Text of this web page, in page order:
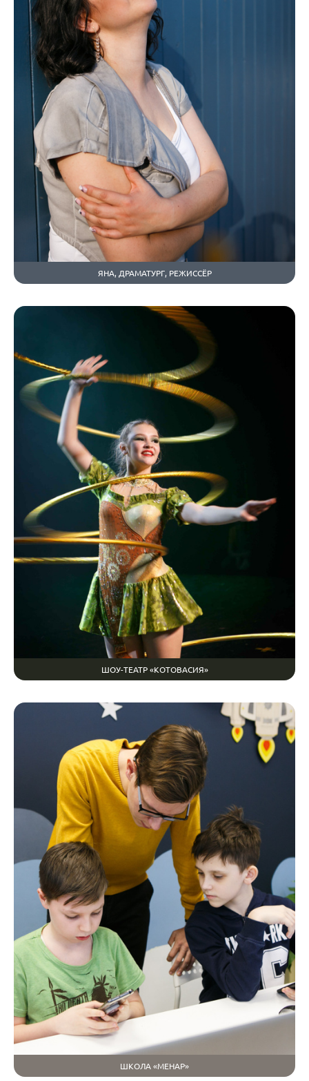
ЯНА, ДРАМАТУРГ, РЕЖИССЁР
ШОУ-ТЕАТР «КОТОВАСИЯ»
ШКОЛА «МЕНАР»